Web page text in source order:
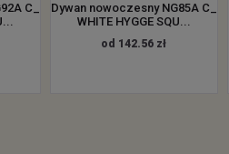
C_
Dywan nowoczesny NG85A C_
WHITE HYGGE SQU...
od 142.56 zł